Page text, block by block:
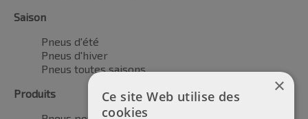
Saison
Pneus d'été
Pneus d'hiver
Pneus toutes saisons
Produits
×
Ce site Web utilise des
cookies